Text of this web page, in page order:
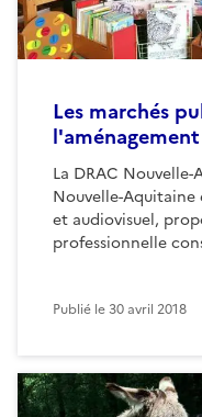
Les marchés
La DRAC
Nouvelle-Aquitaine
et audiovisuel,
professionnelle
Publié le30 avril 2018